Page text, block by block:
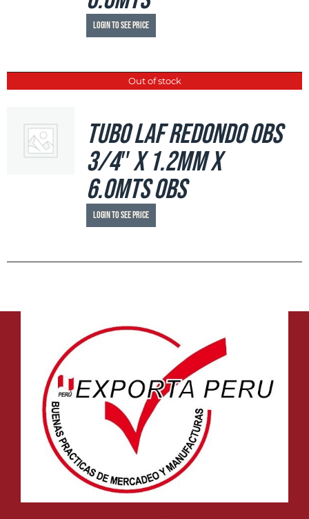
Login to see price
Out of stock
Tubo LAF Redondo OBS
3/4″ x 1.2mm x
6.0mts OBS
Login to see price